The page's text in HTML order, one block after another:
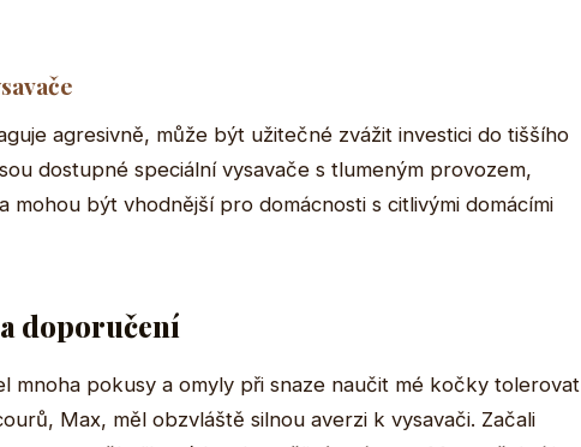
agresivně, může být užitečné zvážit investici do tiššího
dostupné speciální vysavače s tlumeným provozem,
mohou být vhodnější pro domácnosti s citlivými domácími
doporučení
mnoha pokusy a omyly při snaze naučit mé kočky tolerovat
Max, měl obzvláště silnou averzi k vysavači. Začali